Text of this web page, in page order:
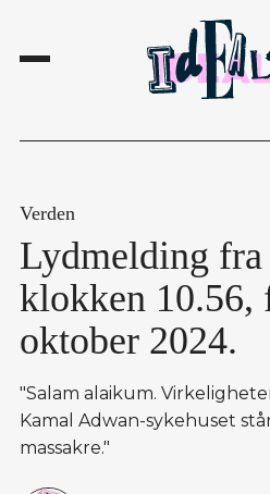
Verden
Lydmelding fra
klokken 10.56,
oktober 2024.
"Salam alaikum.
Kamal Adwan-sykehuset
massakre."